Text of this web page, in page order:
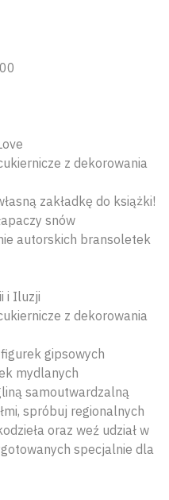
z dekorowania
zakładkę do książki!
snów
autorskich bransoletek
i Iluzji
z dekorowania
gipsowych
mydlanych
samoutwardzalną
spróbuj regionalnych
oraz weź udział w
specjalnie dla